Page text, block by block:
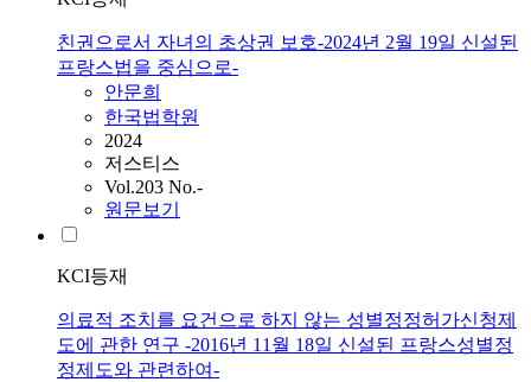
친권으로서 자녀의 초상권 보호-2024년 2월 19일 신설된
프랑스법을 중심으로-
안문희
한국법학원
2024
저스티스
Vol.203 No.-
원문보기
KCI등재
의료적 조치를 요건으로 하지 않는 성별정정허가신청제
도에 관한 연구 -2016년 11월 18일 신설된 프랑스성별정
정제도와 관련하여-